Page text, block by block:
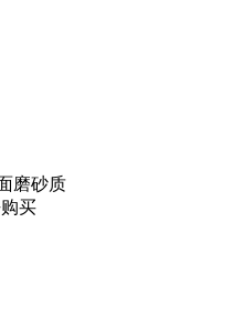
磨砂质
买